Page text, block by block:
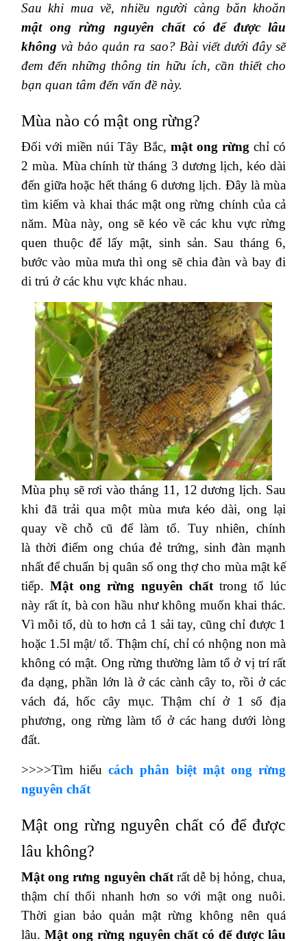
Sau khi mua về, nhiều người càng băn khoăn
mật ong rừng nguyên chất có để được lâu
không và bảo quản ra sao? Bài viết dưới đây sẽ
đem đến những thông tin hữu ích, cần thiết cho
bạn quan tâm đến vấn đề này.
Mùa nào có mật ong rừng?
Đối với miền núi Tây Bắc, mật ong rừng chỉ có
2 mùa. Mùa chính từ tháng 3 dương lịch, kéo dài
đến giữa hoặc hết tháng 6 dương lịch. Đây là mùa
tìm kiếm và khai thác mật ong rừng chính của cả
năm. Mùa này, ong sẽ kéo về các khu vực rừng
quen thuộc để lấy mật, sinh sản. Sau tháng 6,
bước vào mùa mưa thì ong sẽ chia đàn và bay đi
di trú ở các khu vực khác nhau.
Mùa phụ sẽ rơi vào tháng 11, 12 dương lịch. Sau
khi đã trải qua một mùa mưa kéo dài, ong lại
quay về chỗ cũ để làm tổ. Tuy nhiên, chính
là thời điểm ong chúa đẻ trứng, sinh đàn mạnh
nhất để chuẩn bị quân số ong thợ cho mùa mật kế
tiếp.Mật ong rừng nguyên chấttrong tổ lúc
này rất ít, bà con hầu như không muốn khai thác.
Vì mỗi tổ, dù to hơn cả 1 sải tay, cũng chỉ được 1
hoặc 1.5l mật/ tổ. Thậm chí, chỉ có nhộng non mà
không có mật. Ong rừng thường làm tổ ở vị trí rất
đa dạng, phần lớn là ở các cành cây to, rồi ở các
vách đá, hốc cây mục. Thậm chí ở 1 số địa
phương, ong rừng làm tổ ở các hang dưới lòng
đất.
>>>>Tìm hiểucách phân biệt mật ong rừng
nguyên chất
Mật ong rừng nguyên chất có để được
lâu không?
Mật ong rưng nguyên chấtrất dễ bị hỏng, chua,
thậm chí thối nhanh hơn so với mật ong nuôi.
Thời gian bảo quản mật rừng không nên quá
lâu. Mật ong rừng nguyên chất có để được lâu